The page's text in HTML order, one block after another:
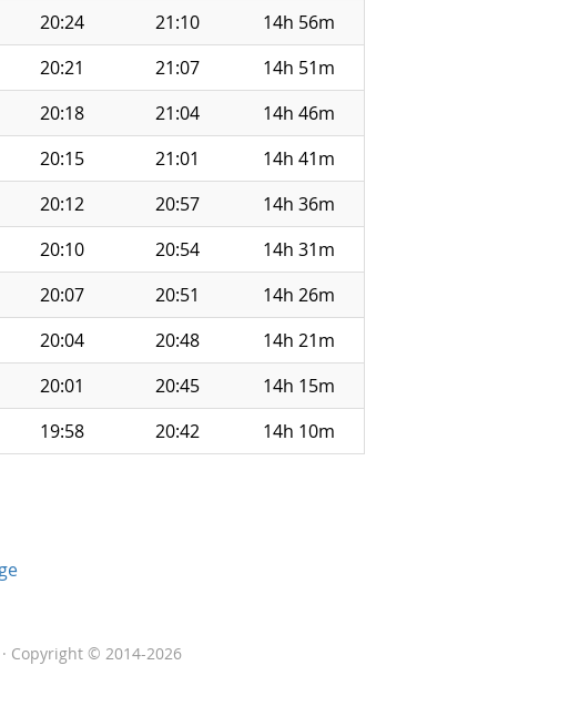
20:24 21:10
14h 56m
20:21 21:07
14h 51m
20:18 21:04
14h 46m
20:15 21:01
14h 41m
20:12 20:57
14h 36m
20:10 20:54
14h 31m
20:07 20:51
14h 26m
20:04 20:48
14h 21m
20:01 20:45
14h 15m
19:58 20:42 14h 10m
· Copyright © 2014-2026